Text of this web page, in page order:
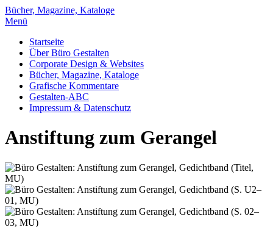
Bücher, Magazine, Kataloge
Menü
Startseite
Über Büro Gestalten
Corporate Design & Websites
Bücher, Magazine, Kataloge
Grafische Kommentare
Gestalten-ABC
Impressum & Datenschutz
Anstiftung zum Gerangel